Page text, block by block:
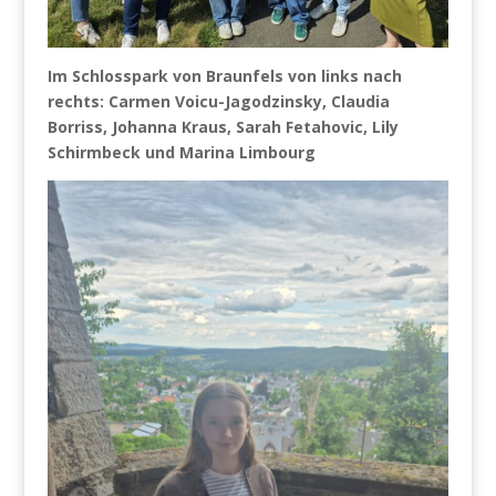
Im Schlosspark von Braunfels von links nach
rechts: Carmen Voicu-Jagodzinsky, Claudia
Borriss, Johanna Kraus, Sarah Fetahovic, Lily
Schirmbeck und Marina Limbourg